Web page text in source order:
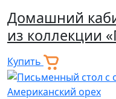
Домашний
из коллекции
Купить